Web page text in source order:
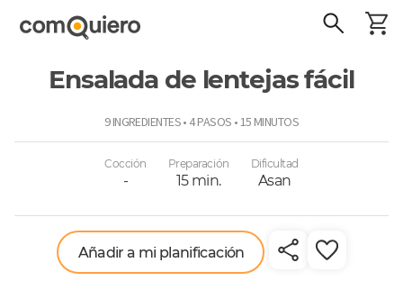
Ensalada de lentejas fácil
9 INGREDIENTES • 4 PASOS • 15 MINUTOS
Cocción
-
Preparación
15 min.
Dificultad
Asan
Añadir a mi planificación